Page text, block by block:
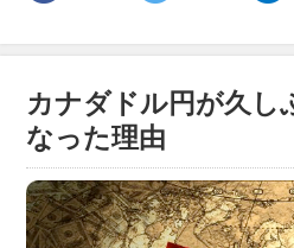
カナダドル円が久し
なった理由